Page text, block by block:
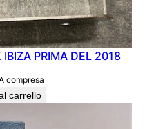
PRIMA DEL 2018
compresa
carrello